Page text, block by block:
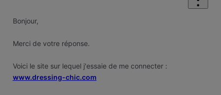
Bonjour,
Merci de votre réponse.
Voici le site sur lequel j'essaie de me connecter :
www.dressing-chic.com